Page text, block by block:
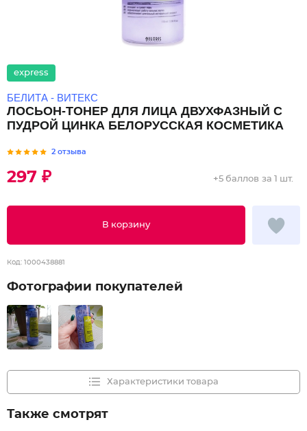
express
БЕЛИТА - ВИТЕКС
ЛОСЬОН-ТОНЕР ДЛЯ ЛИЦА ДВУХФАЗНЫЙ С
ПУДРОЙ ЦИНКА БЕЛОРУССКАЯ КОСМЕТИКА
2 отзыва
297 ₽
В корзину
+5 баллов за 1 шт.
Код: 1000438881
Фотографии покупателей
Характеристики товара
Также смотрят